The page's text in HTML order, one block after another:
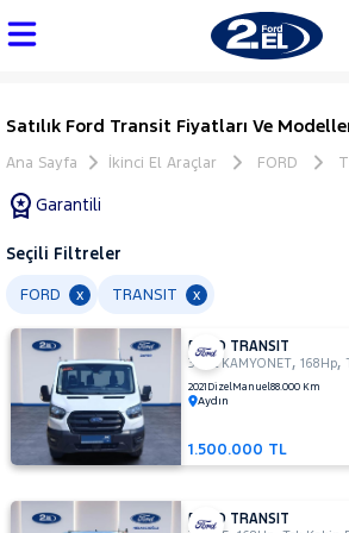
Satılık Ford Transit Fiyatları Ve
Ana Sayfa İkinci El Araçlar FORD
Garantili
Tüm
Araçlar
AUDI
BMC
BMW
BYD
Seçili Filtreler
FORD x TRANSIT x
FORD TRANSIT
350L KAMYONET,168Hp,
2021 DizelManuel88.000 Km
Aydın
1.500.000 TL
FORD TRANSIT